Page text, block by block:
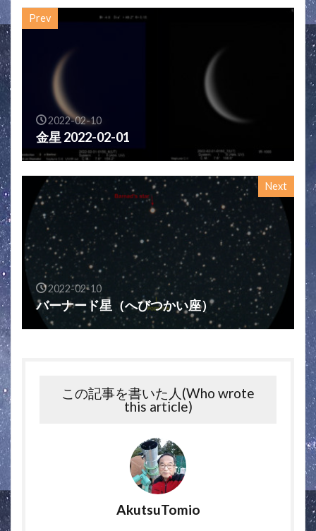
Prev
2022-02-10
金星 2022-02-01
Next
2022-02-10
バーナード星（へびつかい座）
この記事を書いた人(Who wrote
this article)
AkutsuTomio